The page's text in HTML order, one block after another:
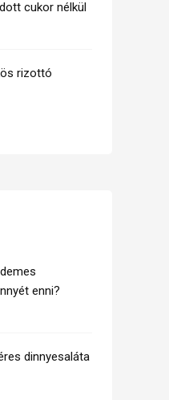
cukor nélkül
rizottó
enni?
dinnyesaláta